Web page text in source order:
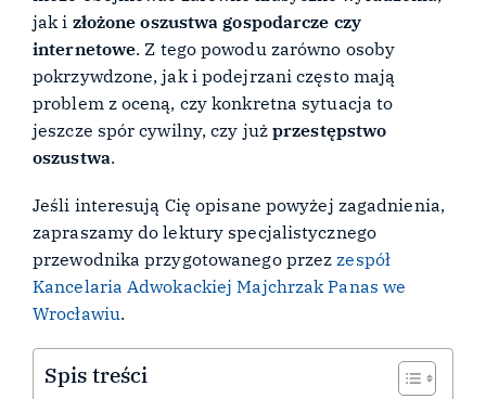
jak i złożone oszustwa gospodarcze czy
internetowe. Z tego powodu zarówno osoby
pokrzywdzone, jak i podejrzani często mają
problem z oceną, czy konkretna sytuacja to
jeszcze spór cywilny, czy jużprzestępstwo
oszustwa.
Jeśli interesują Cię opisane powyżej zagadnienia,
zapraszamy do lektury specjalistycznego
przewodnika przygotowanego przezzespół
Kancelaria Adwokackiej Majchrzak Panas we
Wrocławiu.
Spis treści